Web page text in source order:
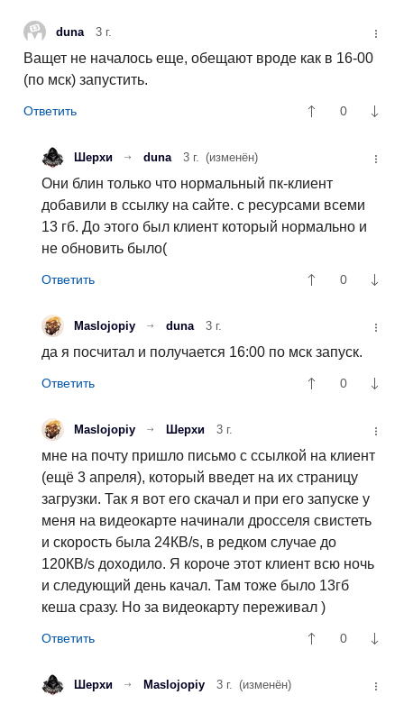
duna 3 г.
Ващет не началось еще, обещают вроде как в 16-00
(по мск) запустить.
0
Шерхи duna 3 г. (изменён)
Они блин только что нормальный пк-клиент
добавили в ссылку на сайте. с ресурсами всеми
13 гб. До этого был клиент который нормально и
не обновить было(
0
Maslojopiy duna 3 г.
да я посчитал и получается 16:00 по мск запуск.
0
Maslojopiy Шерхи 3 г.
мне на почту пришло письмо с ссылкой на клиент
(ещё 3 апреля), который введет на их страницу
загрузки. Так я вот его скачал и при его запуске у
меня на видеокарте начинали дросселя свистеть
и скорость была 24КВ/s, в редком случае до
120КВ/s доходило. Я короче этот клиент всю ночь
и следующий день качал. Там тоже было 13гб
кеша сразу. Но за видеокарту переживал )
0
Шерхи Maslojopiy 3 г. (изменён)